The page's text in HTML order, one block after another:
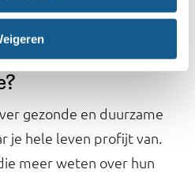
met
gezonde en duurzame
je hele leven profijt van.
meer weten over hun